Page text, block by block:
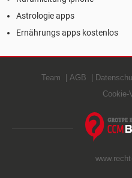
Astrologie apps
Ernährungs apps kostenlos
Team AGB
Cookie-